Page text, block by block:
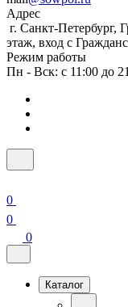
Адрес
г. Санкт-Петербург,
этаж, вход с
Режим работы
Пн - Вск: с 11:00 до
0
0
0
Каталог